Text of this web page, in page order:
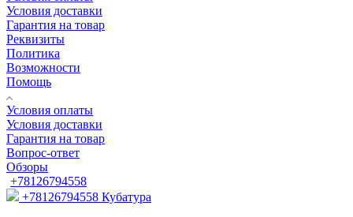
Условия доставки
Гарантия на товар
Реквизиты
Политика
Возможности
Помощь
Условия оплаты
Условия доставки
Гарантия на товар
Вопрос-ответ
Обзоры
+78126794558
+78126794558 Кубатура